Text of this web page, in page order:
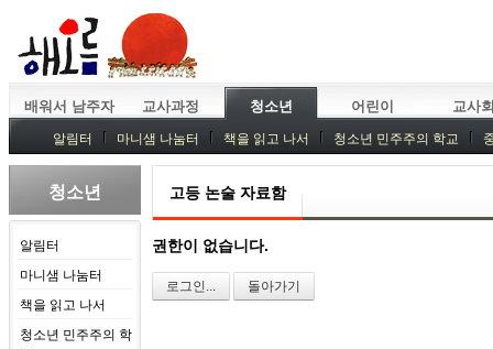
배워서 남주자 교사과정 청소년 어린이 교사
알림터 마니샘 나눔터 책을 읽고 나서 청소년 민주주의 학교
청소년
알림터
마니샘 나눔터
책을 읽고 나서
청소년 민주주의 학
고등 논술 자료함
권한이 없습니다.
로그인... 돌아가기